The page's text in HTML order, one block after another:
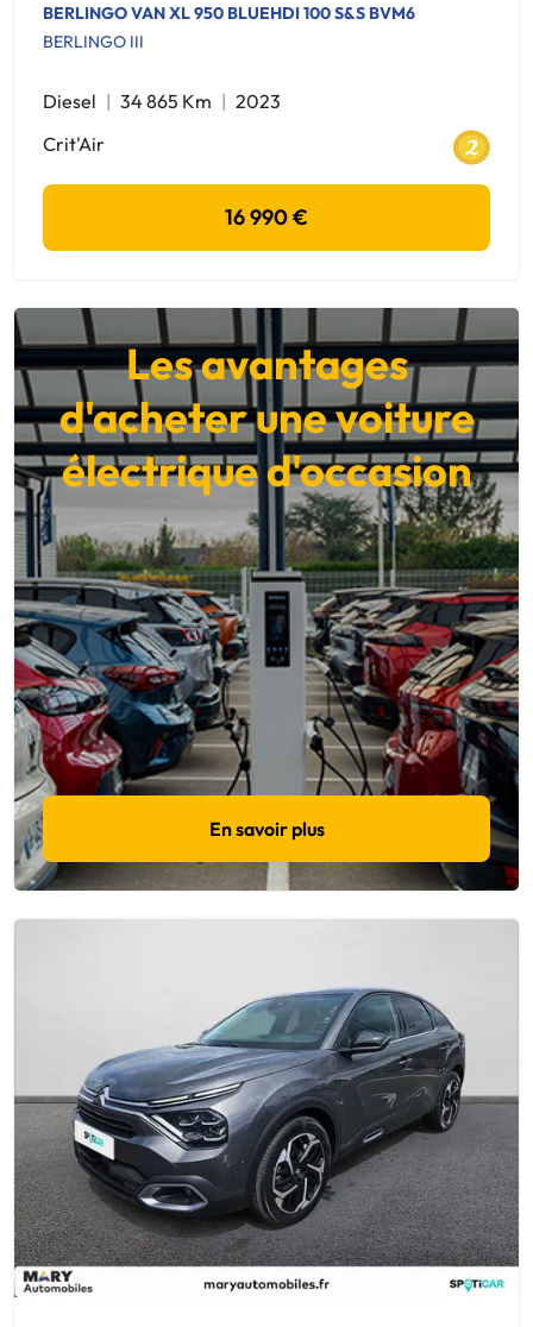
BERLINGO VAN XL 950 BLUEHDI 100 S&S BVM6
BERLINGO III
Diesel 34 865 Km
2023
Crit'Air
16 990 €
Les avantages
d'acheter une voiture
électrique d'occasion
En savoir plus